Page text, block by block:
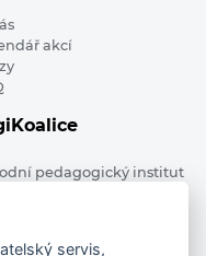
akcí
pedagogický institut
servis,